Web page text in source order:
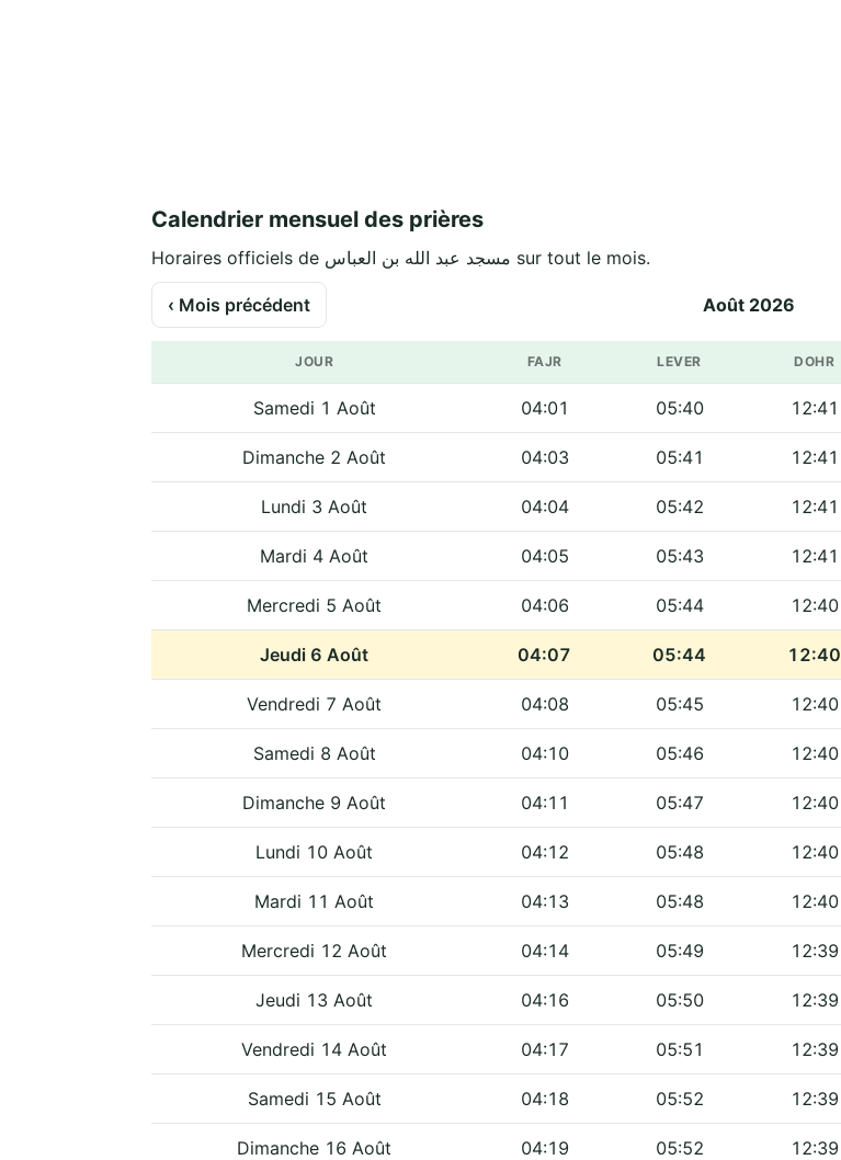
Calendrier mensuel des prières
Horaires officiels de مسجد عبد الله بن العباس sur tout le mois.
‹ Mois précédent Août 2026
JOUR FAJR LEVER DOHR
Samedi 1 Août 04:01 05:40 12:41
Dimanche 2 Août 04:03 05:41 12:41
Lundi 3 Août 04:04 05:42 12:41
Mardi 4 Août 04:05 05:43 12:41
Mercredi 5 Août 04:06 05:44 12:40
Jeudi 6 Août 04:07 05:44 12:40
Vendredi 7 Août 04:08 05:45 12:40
Samedi 8 Août 04:10 05:46 12:40
Dimanche 9 Août 04:11 05:47 12:40
Lundi 10 Août 04:12 05:48 12:40
Mardi 11 Août 04:13 05:48 12:40
Mercredi 12 Août 04:14 05:49 12:39
Jeudi 13 Août 04:16 05:50 12:39
Vendredi 14 Août 04:17 05:51 12:39
Samedi 15 Août 04:18 05:52 12:39
Dimanche 16 Août 04:19 05:52 12:39